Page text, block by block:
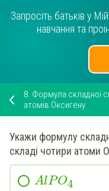
Запросіть батьків у
навчання та
8. Формула складної
атомів Оксигену
Укажи формулу
складі чотири атоми
AlPO4